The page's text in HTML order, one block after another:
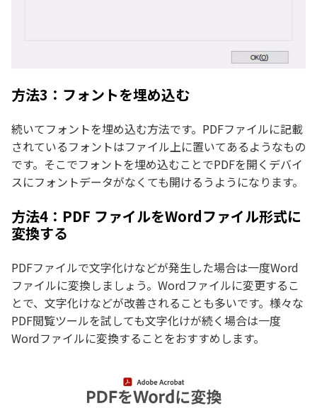
方法3：フォントを埋め込む
続いてフォントを埋め込む方法です。PDFファイルに記載
されているフォントはファイル上に置いてあるようなもの
です。そこでフォントを埋め込むことでPDFを開くデバイ
スにフォントデータがなくても開けるうようになります。
方法4：PDF ファイルをWordファイル形式に
変換する
PDFファイルで文字化けなどが発生した場合は一度Word
ファイルに変換しましょう。Wordファイルに変更するこ
とで、文字化けなどが改善されることも多いです。様々な
PDF閲覧ツールを試しても文字化けが続く場合は一度
Wordファイルに変換することをおすすめします。